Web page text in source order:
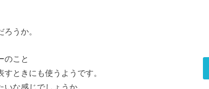
うか。
のこと
ときにも使うようです。